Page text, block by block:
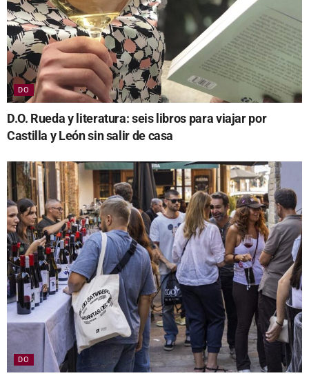
DO
D.O. Rueda y literatura: seis libros para viajar por
Castilla y León sin salir de casa
DO